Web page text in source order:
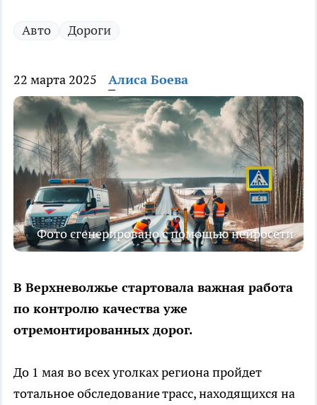
Авто Дороги
22 марта 2025 Алиса Боева
Фото сгенерировано с помощью нейросети
В Верхневолжье стартовала важная работа
по контролю качества уже
отремонтированных дорог.
До 1 мая во всех уголках региона пройдет
тотальное обследование трасс, находящихся на